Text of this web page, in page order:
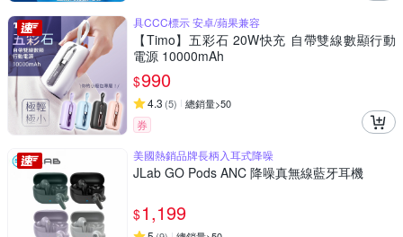
具CCC標示 安卓/蘋果兼容
【Timo】五彩石 20W快充 自帶雙線數顯行動
電源 10000mAh
$990
4.3 (5) 總銷量>50
券
美國熱銷品牌長柄入耳式降噪
JLab GO Pods ANC 降噪真無線藍牙耳機
$1,199